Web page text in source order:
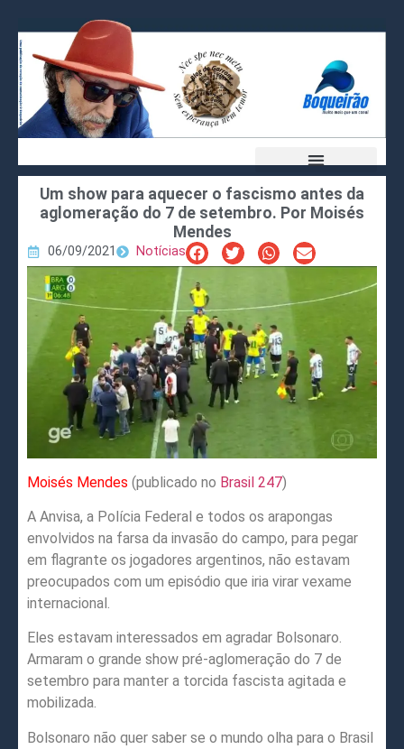
Um show para aquecer o fascismo antes da
aglomeração do 7 de setembro. Por Moisés
Mendes
06/09/2021 Notícias
Moisés Mendes (publicado no Brasil 247)
A Anvisa, a Polícia Federal e todos os arapongas
envolvidos na farsa da invasão do campo, para pegar
em flagrante os jogadores argentinos, não estavam
preocupados com um episódio que iria virar vexame
internacional.
Eles estavam interessados em agradar Bolsonaro.
Armaram o grande show pré-aglomeração do 7 de
setembro para manter a torcida fascista agitada e
mobilizada.
Bolsonaro não quer saber se o mundo olha para o Brasil